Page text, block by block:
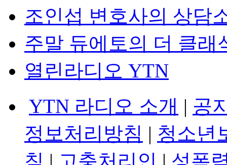
조인섭 변호사의 상담
주말 듀에토의 더 클래
열린라디오 YTN
YTN 라디오 소개 | 공
정보처리방침 | 청소년
침 | 고충처리인 | 성폭